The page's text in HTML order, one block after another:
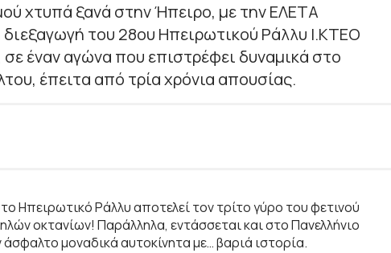
χτυπά ξανά στην Ήπειρο, με την ΕΛΕΤΑ
διεξαγωγή του 28ου Ηπειρωτικού Ράλλυ Ι.ΚΤΕΟ
έναν αγώνα που επιστρέφει δυναμικά στο
έπειτα από τρία χρόνια απουσίας.
Ηπειρωτικό Ράλλυ αποτελεί τον τρίτο γύρο του φετινού
οκτανίων! Παράλληλα, εντάσσεται και στο Πανελλήνιο
μοναδικά αυτοκίνητα με… βαριά ιστορία.